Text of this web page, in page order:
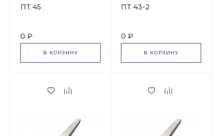
ПТ 45
0 ₽
В КОРЗИНУ
ПТ 43-2
0 ₽
В КОРЗИНУ